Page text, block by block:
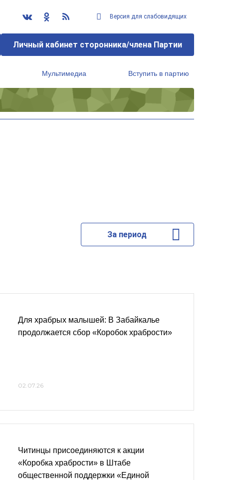
Версия для слабовидящих
Личный кабинет сторонника/члена Партии
Мультимедиа Вступить в партию
За период
Для храбрых малышей: В Забайкалье
продолжается сбор «Коробок храбрости»
02.07.26
Читинцы присоединяются к акции
«Коробка храбрости» в Штабе
общественной поддержки «Единой